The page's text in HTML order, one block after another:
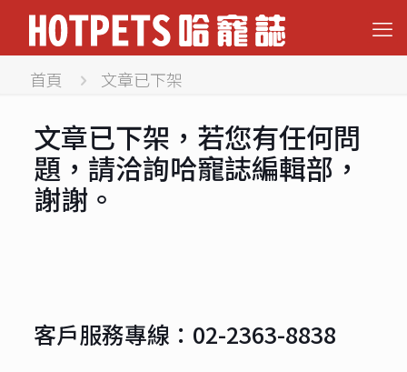
首頁 文章已下架
文章已下架，若您有任何問
題，請洽詢哈寵誌編輯部，
謝謝。
客戶服務專線：02-2363-8838